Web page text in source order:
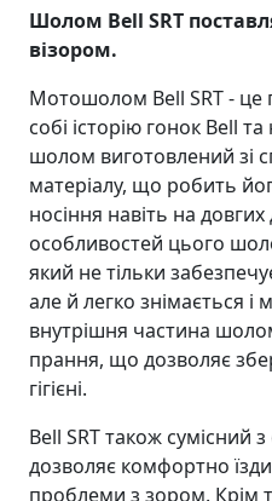
Шолом Bell SRT
візором.
Мотошолом Bell SRT - це
собі історію гонок Bell та
шолом виготовлений зі
матеріалу, що робить
носіння навіть на
особливостей цього
який не тільки
але й легко знімається і
внутрішня частина
прання, що дозволяє
гігієні.
Bell SRT також сумісний
дозволяє комфортно
проблеми з зором.